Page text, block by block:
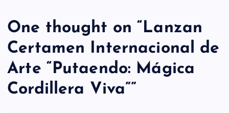
One thought on “Lanzan
Certamen Internacional de
Arte “Putaendo: Mágica
Cordillera Viva””